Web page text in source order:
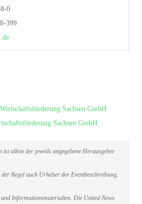
0
399
Sachsen GmbH
Sachsen GmbH
ist allein der jeweils angegebene Herausgeber
Regel auch Urheber der Eventbeschreibung,
Informationsmaterialien. Die United News